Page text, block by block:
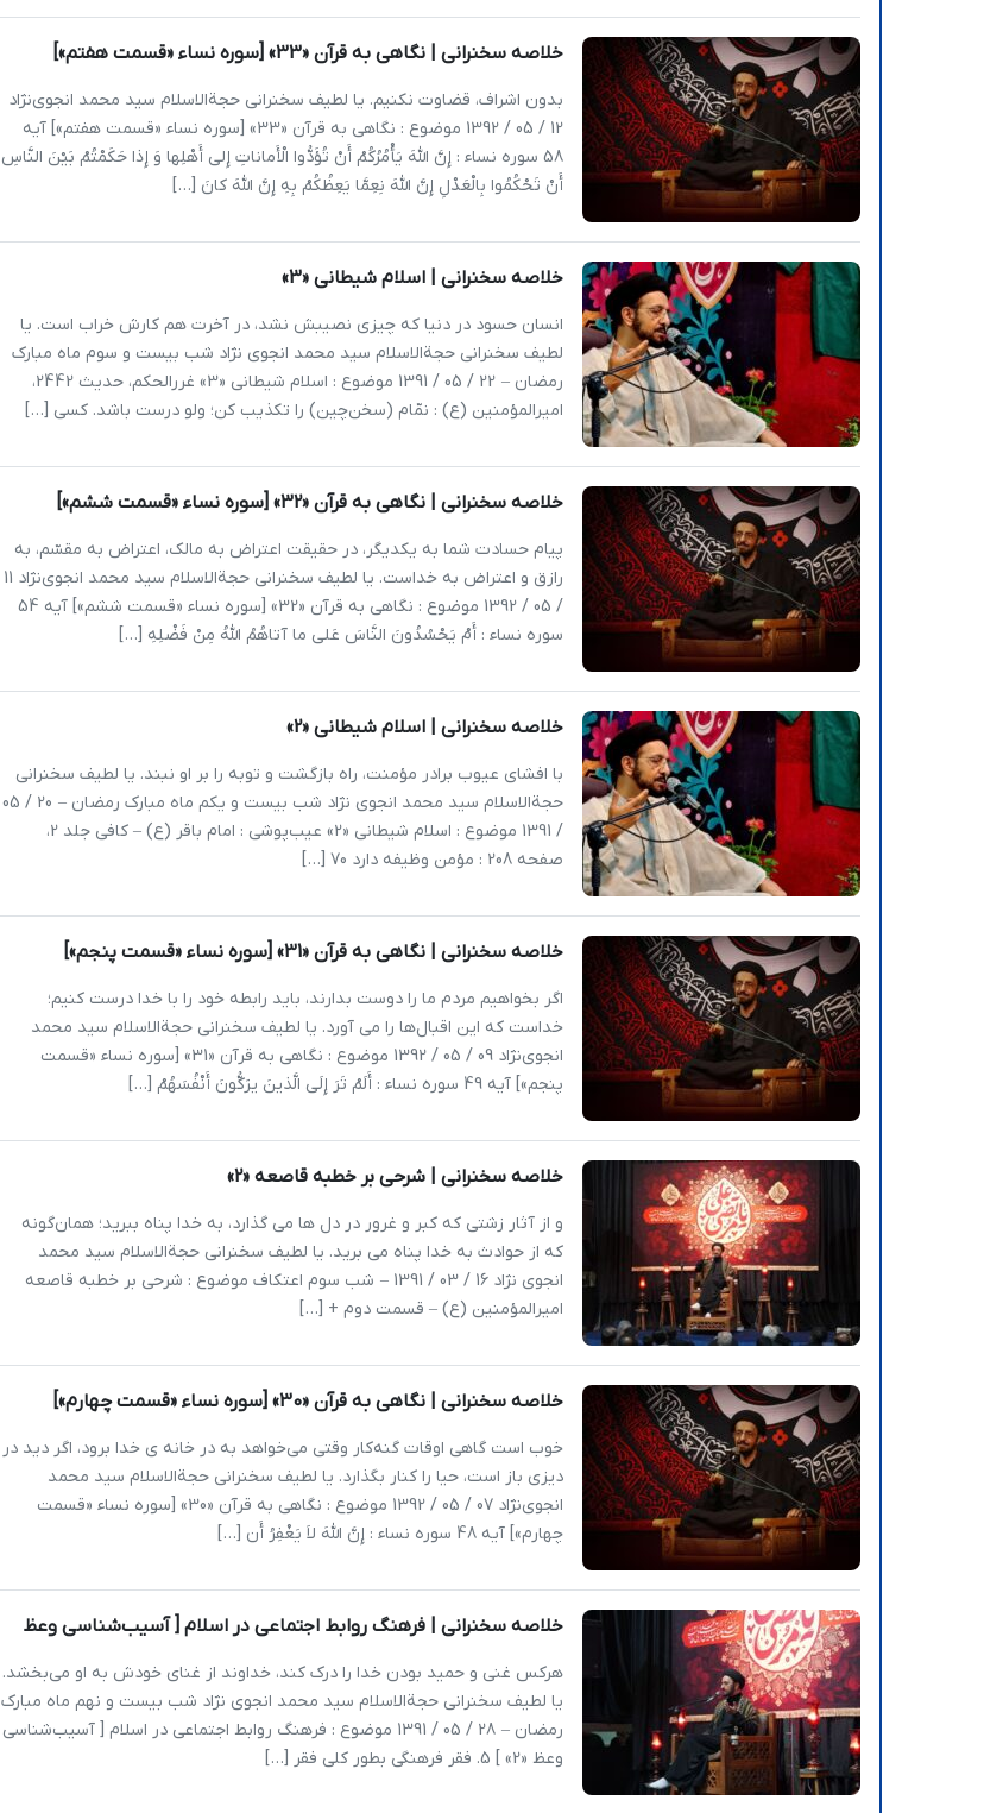
خلاصه سخنرانی | نگاهی به قرآن «33» [سوره نساء «قسمت هفتم»]
بدون اشراف، قضاوت نکنیم. یا لطیف سخنرانی حجةالاسلام سید محمد انجوی‌نژاد
12 / 05 / 1392 موضوع : نگاهی به قرآن «33» [سوره نساء «قسمت هفتم»] آیه
58 سوره نساء : إِنَّ اللَّهَ يَأْمُرُکُمْ أَنْ تُؤَدُّوا الْأَماناتِ إِلى‏ أَهْلِها وَ إِذا حَکَمْتُمْ بَيْنَ النَّاسِ
أَنْ تَحْکُمُوا بِالْعَدْلِ إِنَّ اللَّهَ نِعِمَّا يَعِظُکُمْ بِهِ إِنَّ اللَّهَ کانَ […]
خلاصه سخنرانی | اسلام شیطانی «3»
انسان حسود در دنیا که چیزی نصیبش نشد، در آخرت هم کارش خراب است. یا
لطیف سخنرانی حجةالاسلام سید محمد انجوی نژاد شب بیست و سوم ماه مبارک
رمضان – 22 / 05 / 1391 موضوع : اسلام شیطانی «3» غررالحکم، حدیث 2442،
امیرالمؤمنین (ع) : نمّام (سخن‌چین) را تکذیب کن؛ ولو درست باشد. کسی […]
خلاصه سخنرانی | نگاهی به قرآن «32» [سوره نساء «قسمت ششم»]
پیام حسادت شما به یکدیگر، در حقیقت اعتراض به مالک، اعتراض به مقسّم، به
رازق و اعتراض به خداست. یا لطیف سخنرانی حجةالاسلام سید محمد انجوی‌نژاد 11
/ 05 / 1392 موضوع : نگاهی به قرآن «32» [سوره نساء «قسمت ششم»] آیه 54
سوره نساء : أَمْ يَحْسُدُونَ النَّاسَ عَلى‏ ما آتاهُمُ اللَّهُ مِنْ فَضْلِهِ […]
خلاصه سخنرانی | اسلام شیطانی «2»
با افشای عیوب برادر مؤمنت، راه بازگشت و توبه را بر او نبند. یا لطیف سخنرانی
حجةالاسلام سید محمد انجوی نژاد شب بیست و یکم ماه مبارک رمضان – 20 / 05
/ 1391 موضوع : اسلام شیطانی «2» عیب‌پوشی : امام باقر (ع) – کافی جلد 2،
صفحه 208 : مؤمن وظیفه دارد 70 […]
خلاصه سخنرانی | نگاهی به قرآن «31» [سوره نساء «قسمت پنجم»]
اگر بخواهیم مردم ما را دوست بدارند، باید رابطه خود را با خدا درست کنیم؛
خداست که این اقبال‌ها را می آورد. یا لطیف سخنرانی حجةالاسلام سید محمد
انجوی‌نژاد 09 / 05 / 1392 موضوع : نگاهی به قرآن «31» [سوره نساء «قسمت
پنجم»] آیه 49 سوره نساء : أَلَمْ تَرَ إِلَى الَّذینَ یزَکُّونَ أَنْفُسَهُمْ […]
خلاصه سخنرانی | شرحی بر خطبه قاصعه «2»
و از آثار زشتی که کبر و غرور در دل ها می گذارد، به خدا پناه ببرید؛ همان‌گونه
که از حوادث به خدا پناه می برید. یا لطیف سخنرانی حجةالاسلام سید محمد
انجوی نژاد 16 / 03 / 1391 – شب سوم اعتکاف موضوع : شرحی بر خطبه قاصعه
امیرالمؤمنین (ع) – قسمت دوم + […]
خلاصه سخنرانی | نگاهی به قرآن «30» [سوره نساء «قسمت چهارم»]
خوب است گاهی اوقات گنه‌کار وقتی می‌خواهد به در خانه ی خدا برود، اگر دید در
دیزی باز است، حیا را کنار بگذارد. یا لطیف سخنرانی حجةالاسلام سید محمد
انجوی‌نژاد 07 / 05 / 1392 موضوع : نگاهی به قرآن «30» [سوره نساء «قسمت
چهارم»] آیه 48 سوره نساء : إِنَّ اللّهَ لاَ يَغْفِرُ أَن […]
خلاصه سخنرانی | فرهنگ روابط اجتماعی در اسلام [ آسیب‌شناسی وعظ
هرکس غنی و حمید بودن خدا را درک کند، خداوند از غنای خودش به او می‌بخشد.
یا لطیف سخنرانی حجةالاسلام سید محمد انجوی نژاد شب بیست و نهم ماه مبارک
رمضان – 28 / 05 / 1391 موضوع : فرهنگ روابط اجتماعی در اسلام [ آسیب‌شناسی
وعظ «2» ] 5. فقر فرهنگی بطور کلی فقر […]